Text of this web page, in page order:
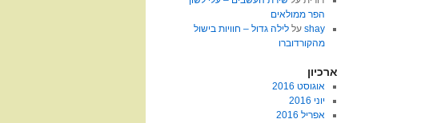
הפר ממולאים
shayעל לילה גדול – חוויות בישול
מהקורדוברו
ארכיון
אוגוסט 2016
יוני 2016
אפריל 2016